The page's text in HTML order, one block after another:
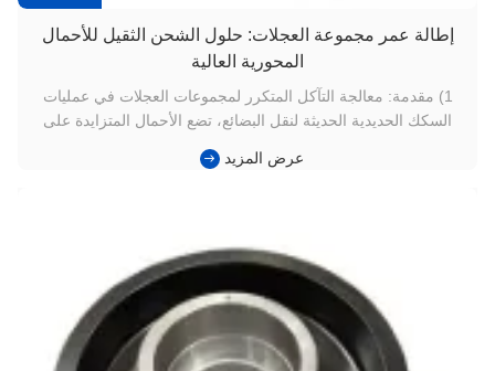
إطالة عمر مجموعة العجلات: حلول الشحن الثقيل للأحمال
المحورية العالية
1) مقدمة: معالجة التآكل المتكرر لمجموعات العجلات في عمليات
السكك الحديدية الحديثة لنقل البضائع، تضع الأحمال المتزايدة على
عجلات السكك الحديدية. غالبًا ما يواجه المشغلون الذين ينقلون السلع
عرض المزيد